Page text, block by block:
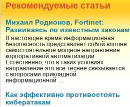
Рекомендуемые статьи
Михаил Родионов, Fortinet:
Развиваясь по известным законам
В настоящее время информационная
безопасность представляет собой вполне
самостоятельное мощное направление
корпоративной автоматизации.
Естественно, что в таких условиях
направление это все теснее связывается
с вопросами прикладной
информационной …
Как эффективно противостоять
кибератакам